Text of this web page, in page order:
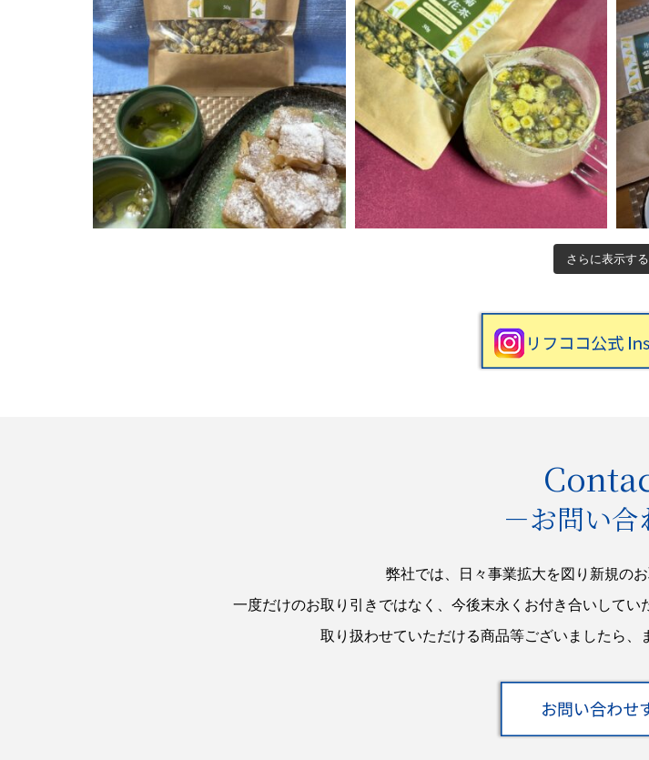
さらに表示する
－お問い合
弊社では、日々事業拡大を図り新規の
一度だけのお取り引きではなく、今後末永くお付き合いしてい
取り扱わせていただける商品等ございましたら、